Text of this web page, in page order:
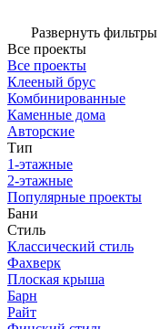
Развернуть фильтры
Все проекты
Все проекты
Клееный брус
Комбинированные
Каменные дома
Авторские
Тип
1-этажные
2-этажные
Популярные проекты
Бани
Стиль
Классический стиль
Фахверк
Плоская крыша
Барн
Райт